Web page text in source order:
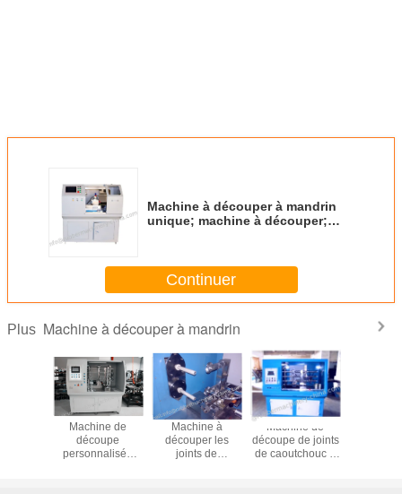
Machine à découper à mandrin
unique; machine à découper;
joints; coupeuses de joints;
Continuer
Plus Machine à découper à mandrin
Machine de
découpe
personnalisée
Machine à
découper les
joints de
Machine de
découpe de joints
de caoutchouc à